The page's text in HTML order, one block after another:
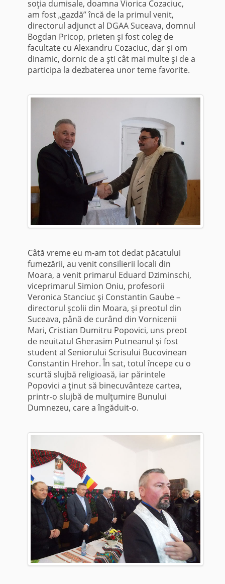
soţia dumisale, doamna Viorica Cozaciuc,
am fost „gazdă” încă de la primul venit,
directorul adjunct al DGAA Suceava, domnul
Bogdan Pricop, prieten şi fost coleg de
facultate cu Alexandru Cozaciuc, dar şi om
dinamic, dornic de a şti cât mai multe şi de a
participa la dezbaterea unor teme favorite.
Câtă vreme eu m-am tot dedat păcatului
fumezării, au venit consilierii locali din
Moara, a venit primarul Eduard Dziminschi,
viceprimarul Simion Oniu, profesorii
Veronica Stanciuc şi Constantin Gaube –
directorul şcolii din Moara, şi preotul din
Suceava, până de curând din Vornicenii
Mari, Cristian Dumitru Popovici, uns preot
de neuitatul Gherasim Putneanul şi fost
student al Seniorului Scrisului Bucovinean
Constantin Hrehor. În sat, totul începe cu o
scurtă slujbă religioasă, iar părintele
Popovici a ţinut să binecuvânteze cartea,
printr-o slujbă de mulţumire Bunului
Dumnezeu, care a îngăduit-o.